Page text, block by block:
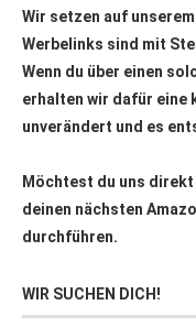
Wir setzen auf
Werbelinks sind mit
Wenn du über einen
erhalten wir dafür eine
unverändert und es
Möchtest du uns
deinen nächsten
durchführen.
WIR SUCHEN DICH!